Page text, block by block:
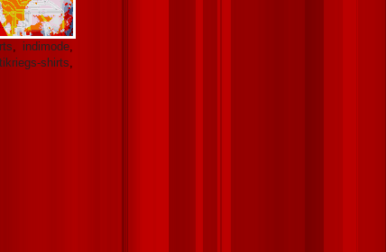
, indimode,
shirts,